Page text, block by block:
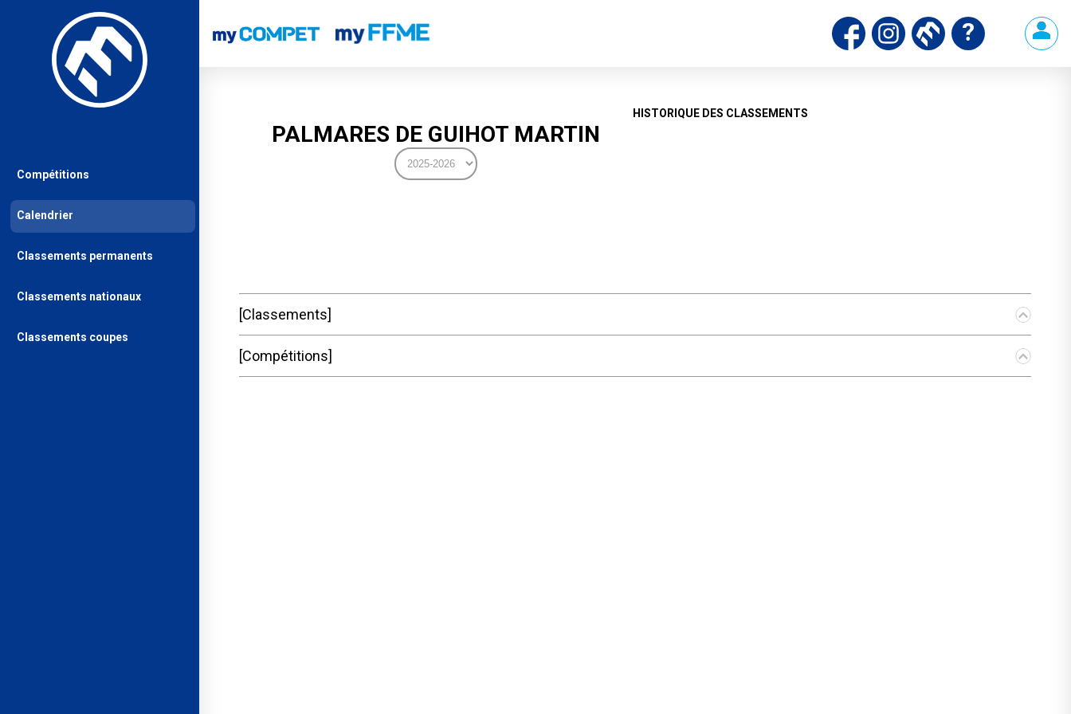
PALMARES DE GUIHOT MARTIN
HISTORIQUE DES CLASSEMENTS
Classements
Compétitions
Compétitions
Calendrier
Classements permanents
Classements nationaux
Classements coupes